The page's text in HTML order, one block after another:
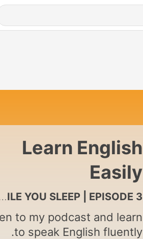
Learn English
Easily
13 - LEARN ENGLISH WHILE YOU SLEEP | EPISODE 3
to my podcast and learn
to speak English fluently.